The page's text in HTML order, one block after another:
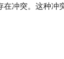
冲突。这种